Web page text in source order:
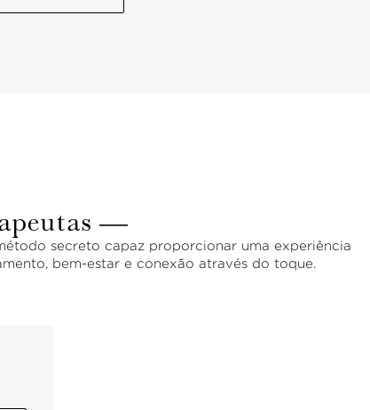
—
secreto capaz proporcionar uma experiência
bem-estar e conexão através do toque.